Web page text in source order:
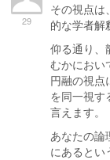
29
その視点は
的な学者解
仰る通り、
むかにおい
円融の視点
を同一視す
言えます。
あなたの論
にあるとい